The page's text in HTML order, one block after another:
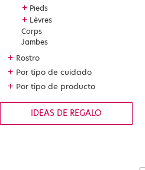
+ Pieds
+ Lèvres
Corps
Jambes
+ Rostro
+ Por tipo de cuidado
+ Por tipo de producto
IDEAS DE REGALO